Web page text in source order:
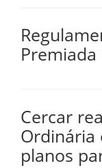
Premiada
Cercar
Ordinária
planos